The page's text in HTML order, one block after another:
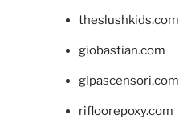
theslushkids.com
giobastian.com
glpascensori.com
rifloorepoxy.com